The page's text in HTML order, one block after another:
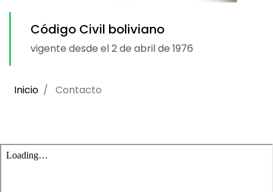
Código Civil boliviano
vigente desde el 2 de abril de 1976
Inicio Contacto